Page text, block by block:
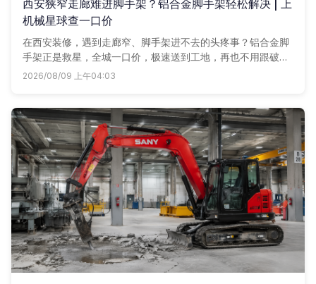
西安狭窄走廊难进脚手架？铝合金脚手架轻松解决 | 上
机械星球查一口价
在西安装修，遇到走廊窄、脚手架进不去的头疼事？铝合金脚
手架正是救星，全城一口价，极速送到工地，再也不用跟破损
钢架和隐形运费斗智斗勇。
2026/08/09 上午04:03